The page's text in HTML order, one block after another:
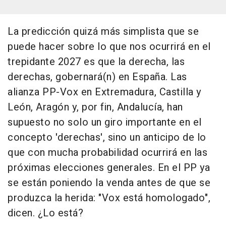
La predicción quizá más simplista que se
puede hacer sobre lo que nos ocurrirá en el
trepidante 2027 es que la derecha, las
derechas, gobernará(n) en España. Las
alianza PP-Vox en Extremadura, Castilla y
León, Aragón y, por fin, Andalucía, han
supuesto no solo un giro importante en el
concepto 'derechas', sino un anticipo de lo
que con mucha probabilidad ocurrirá en las
próximas elecciones generales. En el PP ya
se están poniendo la venda antes de que se
produzca la herida: "Vox está homologado",
dicen. ¿Lo está?